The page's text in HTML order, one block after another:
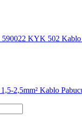
590022 KYK 502
2,5mm² Kablo